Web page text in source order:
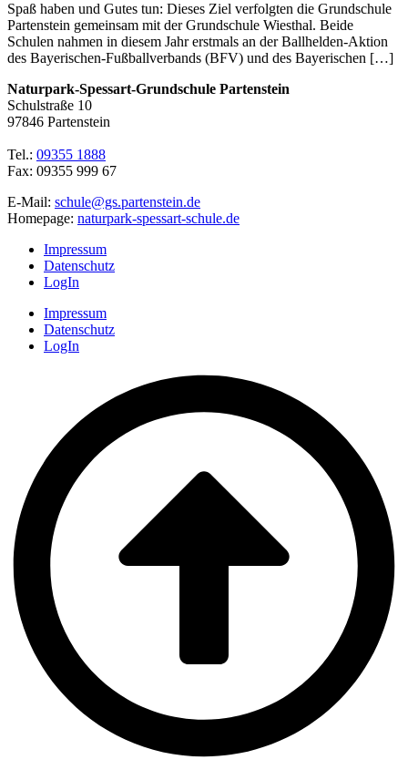
Spaß haben und Gutes tun: Dieses Ziel verfolgten die Grundschule
Partenstein gemeinsam mit der Grundschule Wiesthal. Beide
Schulen nahmen in diesem Jahr erstmals an der Ballhelden-Aktion
des Bayerischen-Fußballverbands (BFV) und des Bayerischen […]
Naturpark-Spessart-Grundschule Partenstein
Schulstraße 10
97846 Partenstein
Tel.: 09355 1888
Fax: 09355 999 67
E-Mail: schule@gs.partenstein.de
Homepage: naturpark-spessart-schule.de
Impressum
Datenschutz
LogIn
Impressum
Datenschutz
LogIn